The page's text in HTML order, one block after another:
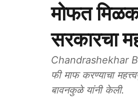
मोफत
सरकारचा
Chandrashekhar
फी माफ करण्याचा
बावनकुळे यांनी केली.